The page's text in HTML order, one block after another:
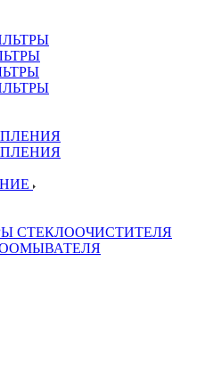
СТЕКЛООЧИСТИТЕЛЯ